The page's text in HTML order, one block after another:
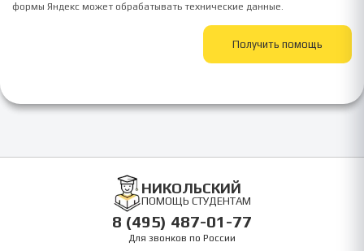
формы Яндекс может обрабатывать технические данные.
Получить помощь
НИКОЛЬСКИЙ
ПОМОЩЬ СТУДЕНТАМ
8 (495) 487-01-77
Для звонков по России